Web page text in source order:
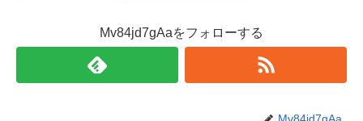
Mv84jd7gAaをフォローする
Mv84jd7gAa